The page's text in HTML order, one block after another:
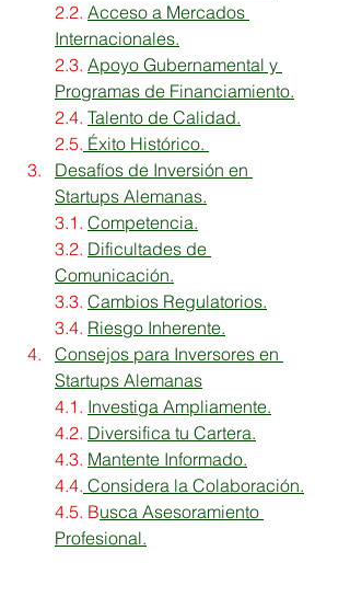
2.2. Acceso a Mercados
Internacionales.
2.3. Apoyo Gubernamental y
Programas de Financiamiento.
2.4. Talento de Calidad.
2.5. Éxito Histórico.
Desafíos de Inversión en
Startups Alemanas.
3.1. Competencia.
3.2. Dificultades de
Comunicación.
3.3. Cambios Regulatorios.
3.4. Riesgo Inherente.
Consejos para Inversores en
Startups Alemanas
4.1. Investiga Ampliamente.
4.2. Diversifica tu Cartera.
4.3. Mantente Informado.
4.4. Considera la Colaboración.
4.5. Busca Asesoramiento
Profesional.